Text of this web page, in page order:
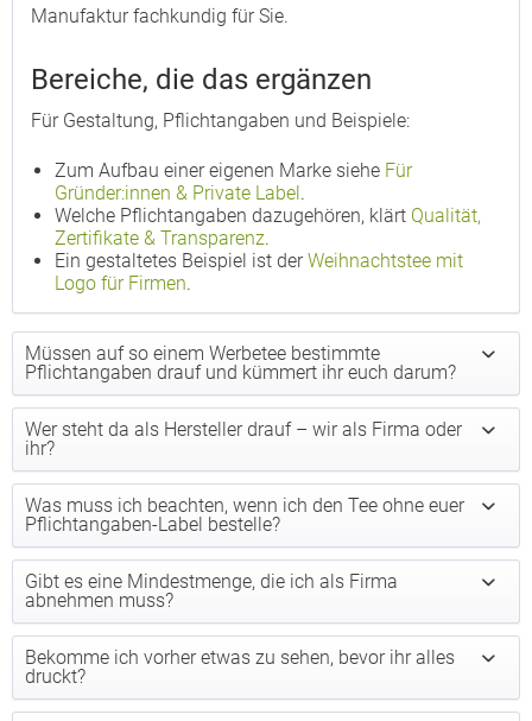
Manufaktur fachkundig für Sie.
Bereiche, die das ergänzen
Für Gestaltung, Pflichtangaben und Beispiele:
Zum Aufbau einer eigenen Marke siehe Für
Gründer:innen & Private Label.
Welche Pflichtangaben dazugehören, klärt Qualität,
Zertifikate & Transparenz.
Ein gestaltetes Beispiel ist derWeihnachtstee mit
Logo für Firmen.
Müssen auf so einem Werbetee bestimmte
Pflichtangaben drauf und kümmert ihr euch darum?
Wer steht da als Hersteller drauf – wir als Firma oder
ihr?
Was muss ich beachten, wenn ich den Tee ohne euer
Pflichtangaben-Label bestelle?
Gibt es eine Mindestmenge, die ich als Firma
abnehmen muss?
Bekomme ich vorher etwas zu sehen, bevor ihr alles
druckt?